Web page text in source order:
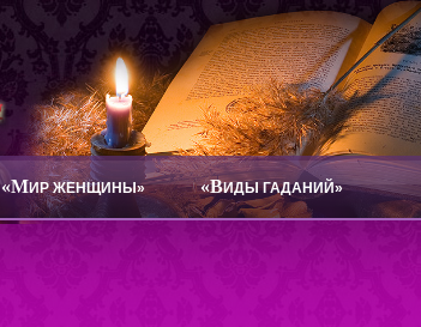
«МИР ЖЕНЩИНЫ» «ВИДЫ ГАДАНИЙ»